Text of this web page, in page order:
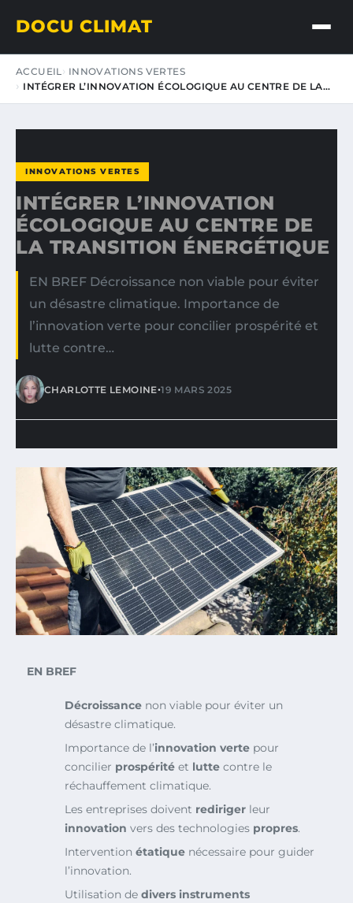
DOCU CLIMAT
ACCUEIL
INNOVATIONS VERTES
INTÉGRER L’INNOVATION ÉCOLOGIQUE AU CENTRE DE LA…
INNOVATIONS VERTES
INTÉGRER L’INNOVATION
ÉCOLOGIQUE AU CENTRE DE
LA TRANSITION ÉNERGÉTIQUE
EN BREF Décroissance non viable pour éviter
un désastre climatique. Importance de
l’innovation verte pour concilier prospérité et
lutte contre…
CHARLOTTE LEMOINE•19 MARS 2025
EN BREF
Décroissance non viable pour éviter un
désastre climatique.
Importance de l’innovation verte pour
concilier prospérité et lutte contre le
réchauffement climatique.
Les entreprises doivent rediriger leur
innovation vers des technologies propres.
Intervention étatique nécessaire pour guider
l’innovation.
Utilisation de divers instruments